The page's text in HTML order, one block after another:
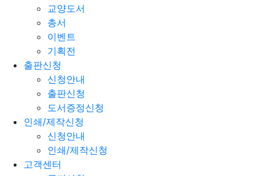
교양도서
총서
이벤트
기획전
출판신청
신청안내
출판신청
도서증정신청
인쇄/제작신청
신청안내
인쇄/제작신청
고객센터